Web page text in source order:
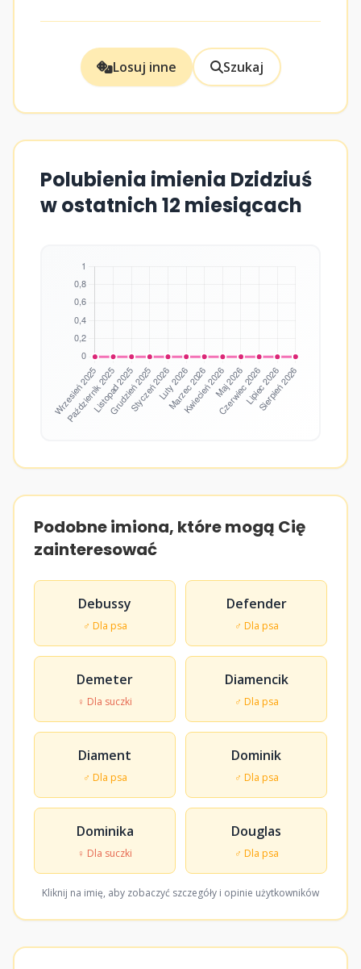
Losuj inne Szukaj
Polubienia imienia Dzidziuś
w ostatnich 12 miesiącach
Podobne imiona, które mogą Cię
zainteresować
Debussy
♂ Dla psa
Defender
♂ Dla psa
Demeter
♀ Dla suczki
Diamencik
♂ Dla psa
Diament
♂ Dla psa
Dominik
♂ Dla psa
Dominika
♀ Dla suczki
Douglas
♂ Dla psa
Kliknij na imię, aby zobaczyć szczegóły i opinie użytkowników